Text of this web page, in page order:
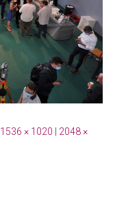
1536 × 1020 | 2048 ×